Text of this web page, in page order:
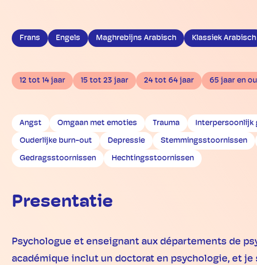
Frans Engels Maghrebijns Arabisch Klassiek Arabisch
12 tot 14 jaar 15 tot 23 jaar 24 tot 64 jaar 65 jaar en
Angst Omgaan met emoties Trauma Interpersoonlijk
Ouderlijke burn-out Depressie Stemmingsstoornissen
Gedragsstoornissen Hechtingsstoornissen
Presentatie
Psychologue et enseignant aux départements de
académique inclut un doctorat en psychologie, et